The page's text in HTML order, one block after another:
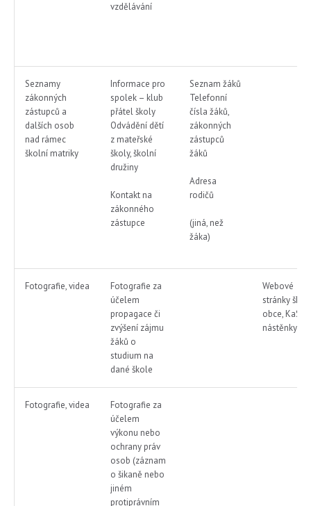
vzdělávání
Seznamy
zákonných
zástupců a
dalších osob
nad rámec
školní matriky
Informace pro
spolek – klub
přátel školy
Odvádění dětí
z mateřské
školy, školní
družiny
Kontakt na
zákonného
zástupce
Seznam žáků
Telefonní
čísla žáků,
zákonných
zástupců
žáků
Adresa
rodičů
(jiná, než
žáka)
Fotografie, videa
Fotografie za
účelem
propagace či
zvýšení zájmu
žáků o
studium na
dané škole
Webové
stránky
obce,
nástěnky
Fotografie, videa
Fotografie za
účelem
výkonu nebo
ochrany práv
osob (záznam
o šikaně nebo
jiném
protiprávním